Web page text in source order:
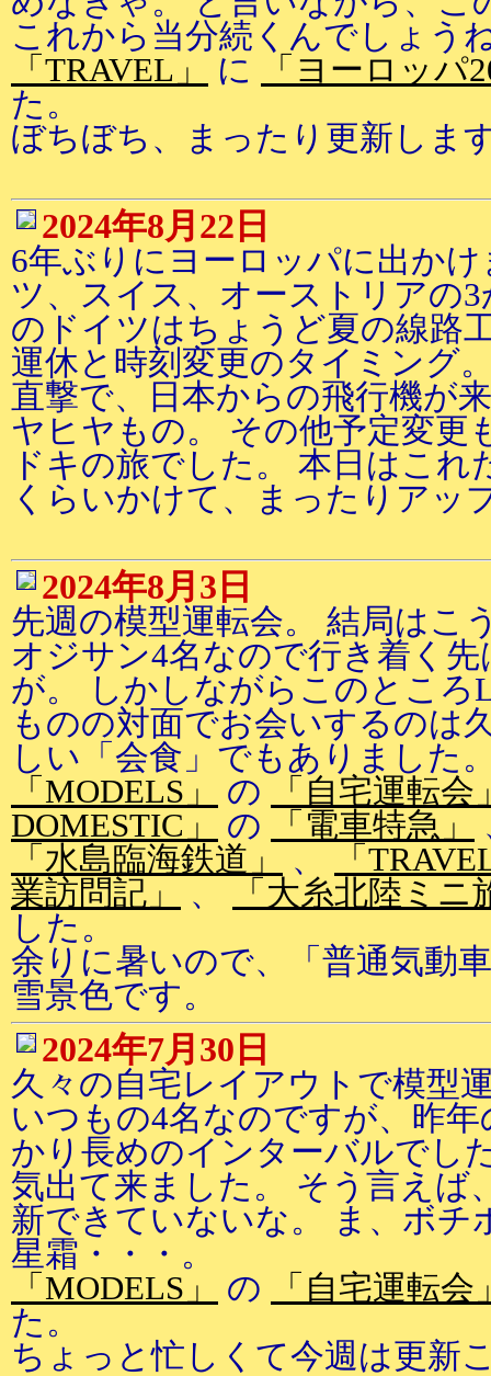
これから当分続くんでしょう
「TRAVEL」
に
「ヨーロッパ
た。
ぼちぼち、まったり更新しま
2024年8月22日
6年ぶりにヨーロッパに出か
ツ、スイス、オーストリアの
のドイツはちょうど夏の線路
運休と時刻変更のタイミング
直撃で、日本からの飛行機が
ヤヒヤもの。 その他予定変更
ドキの旅でした。 本日はこ
くらいかけて、まったりアッ
2024年8月3日
先週の模型運転会。 結局はこ
オジサン4名なので行き着く
が。 しかしながらこのところ
ものの対面でお会いするのは
しい「会食」でもありました
「MODELS」
の
「自宅運転会
DOMESTIC」
の 「電車特急」
「水島臨海鉄道」
、
「
業訪問記」
、
「大糸北陸ミニ
した。
余りに暑いので、「普通気動
雪景色です。
2024年7月30日
久々の自宅レイアウトで模型
いつもの4名なのですが、昨
かり長めのインターバルでし
気出て来ました。 そう言えば
新できていないな。 ま、ボチ
星霜・・・。
「MODELS」
の
「自宅運転会
た。
ちょっと忙しくて今週は更新